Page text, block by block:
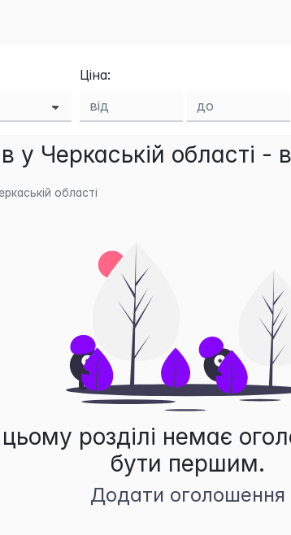
Ціна:
у Черкаській області -
області
розділі немає
бути першим.
Додати оголошення